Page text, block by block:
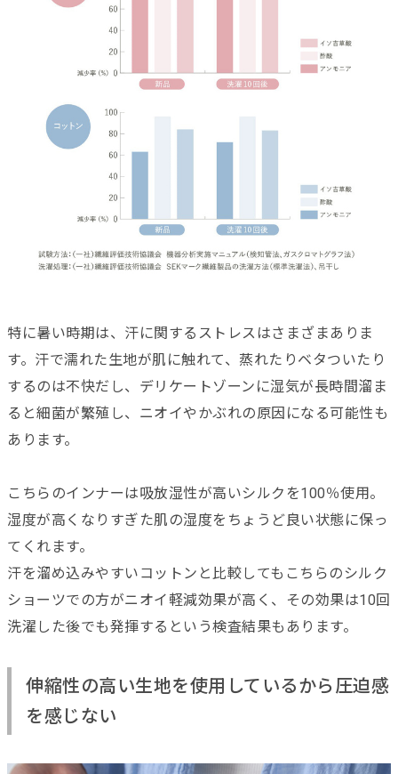
特に暑い時期は、汗に関するストレスはさまざまありま
す。汗で濡れた生地が肌に触れて、蒸れたりベタついたり
するのは不快だし、デリケートゾーンに湿気が長時間溜ま
ると細菌が繁殖し、ニオイやかぶれの原因になる可能性も
あります。
こちらのインナーは吸放湿性が高いシルクを100％使用。
湿度が高くなりすぎた肌の湿度をちょうど良い状態に保っ
てくれます。
汗を溜め込みやすいコットンと比較してもこちらのシルク
ショーツでの方がニオイ軽減効果が高く、その効果は10回
洗濯した後でも発揮するという検査結果もあります。
伸縮性の高い生地を使用しているから圧迫感
を感じない